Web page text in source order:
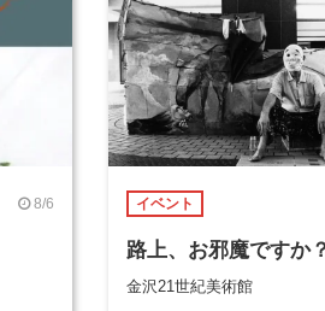
8/6 イベント
路上、お邪魔ですか？
金沢21世紀美術館